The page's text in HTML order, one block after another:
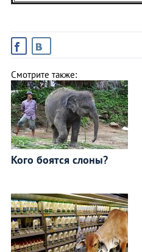
Смотрите также:
Кого боятся слоны?